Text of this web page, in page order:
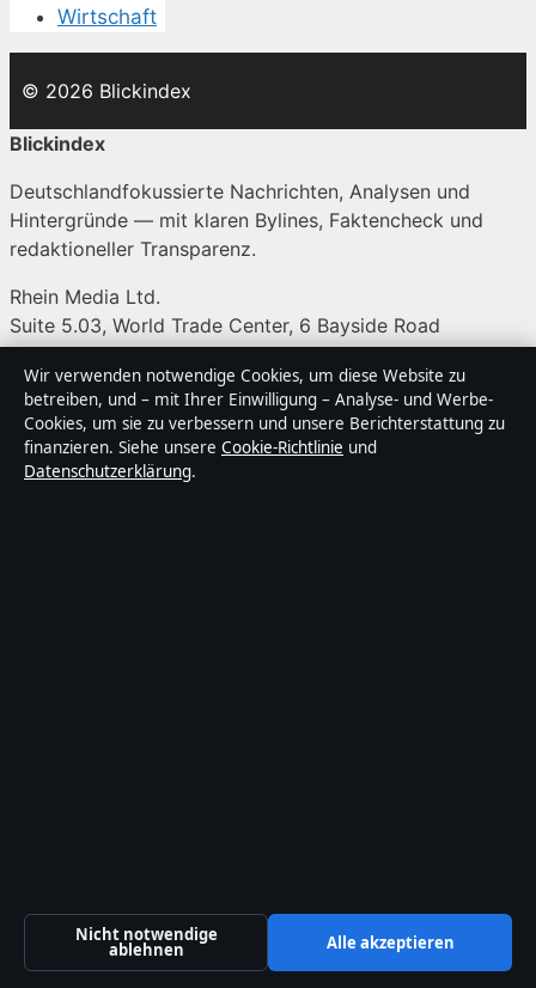
Wirtschaft
© 2026 Blickindex
Blickindex
Deutschlandfokussierte Nachrichten, Analysen und
Hintergründe — mit klaren Bylines, Faktencheck und
redaktioneller Transparenz.
Rhein Media Ltd.
Suite 5.03, World Trade Center, 6 Bayside Road
Gibraltar, GX11 1AA
+350 200 66820
Companies House Gibraltar: 132410
Kontakt
Quellen & Standards
Wir verwenden notwendige Cookies, um diese Website zu
betreiben, und – mit Ihrer Einwilligung – Analyse- und Werbe-
Cookies, um sie zu verbessern und unsere Berichterstattung zu
finanzieren. Siehe unsere Cookie-Richtlinie und
Datenschutzerklärung.
Nicht notwendige
ablehnen Alle akzeptieren